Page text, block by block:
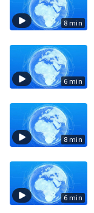
8 min
6 min
8 min
6 min